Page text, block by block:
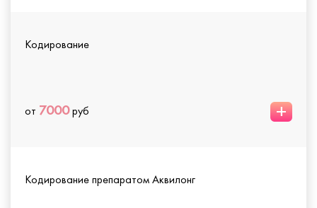
Кодирование
от 7000руб +
Кодирование препаратом Аквилонг